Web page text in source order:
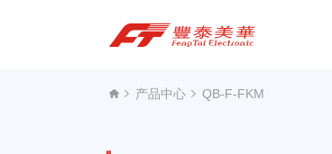
产品中心 QB-F-FKM